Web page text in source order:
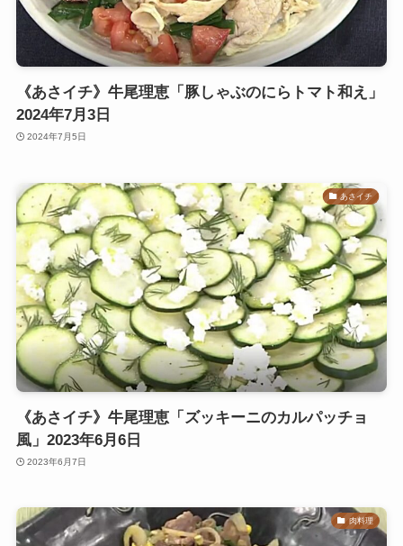
《あさイチ》牛尾理恵「豚しゃぶのにらトマト和え」
2024年7月3日
2024年7月5日
あさイチ
《あさイチ》牛尾理恵「ズッキーニのカルパッチョ
風」2023年6月6日
2023年6月7日
肉料理